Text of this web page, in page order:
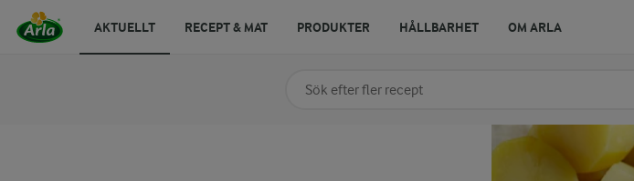
Sök på kategori eller ingrediens
AKTUELLT RECEPT & MAT PRODUKTER HÅLLBARHET OM ARLA